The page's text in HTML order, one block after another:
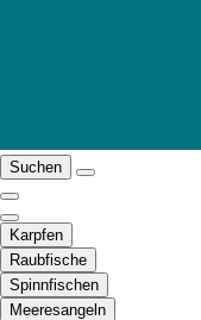
Suchen
Karpfen
Raubfische
Spinnfischen
Meeresangeln